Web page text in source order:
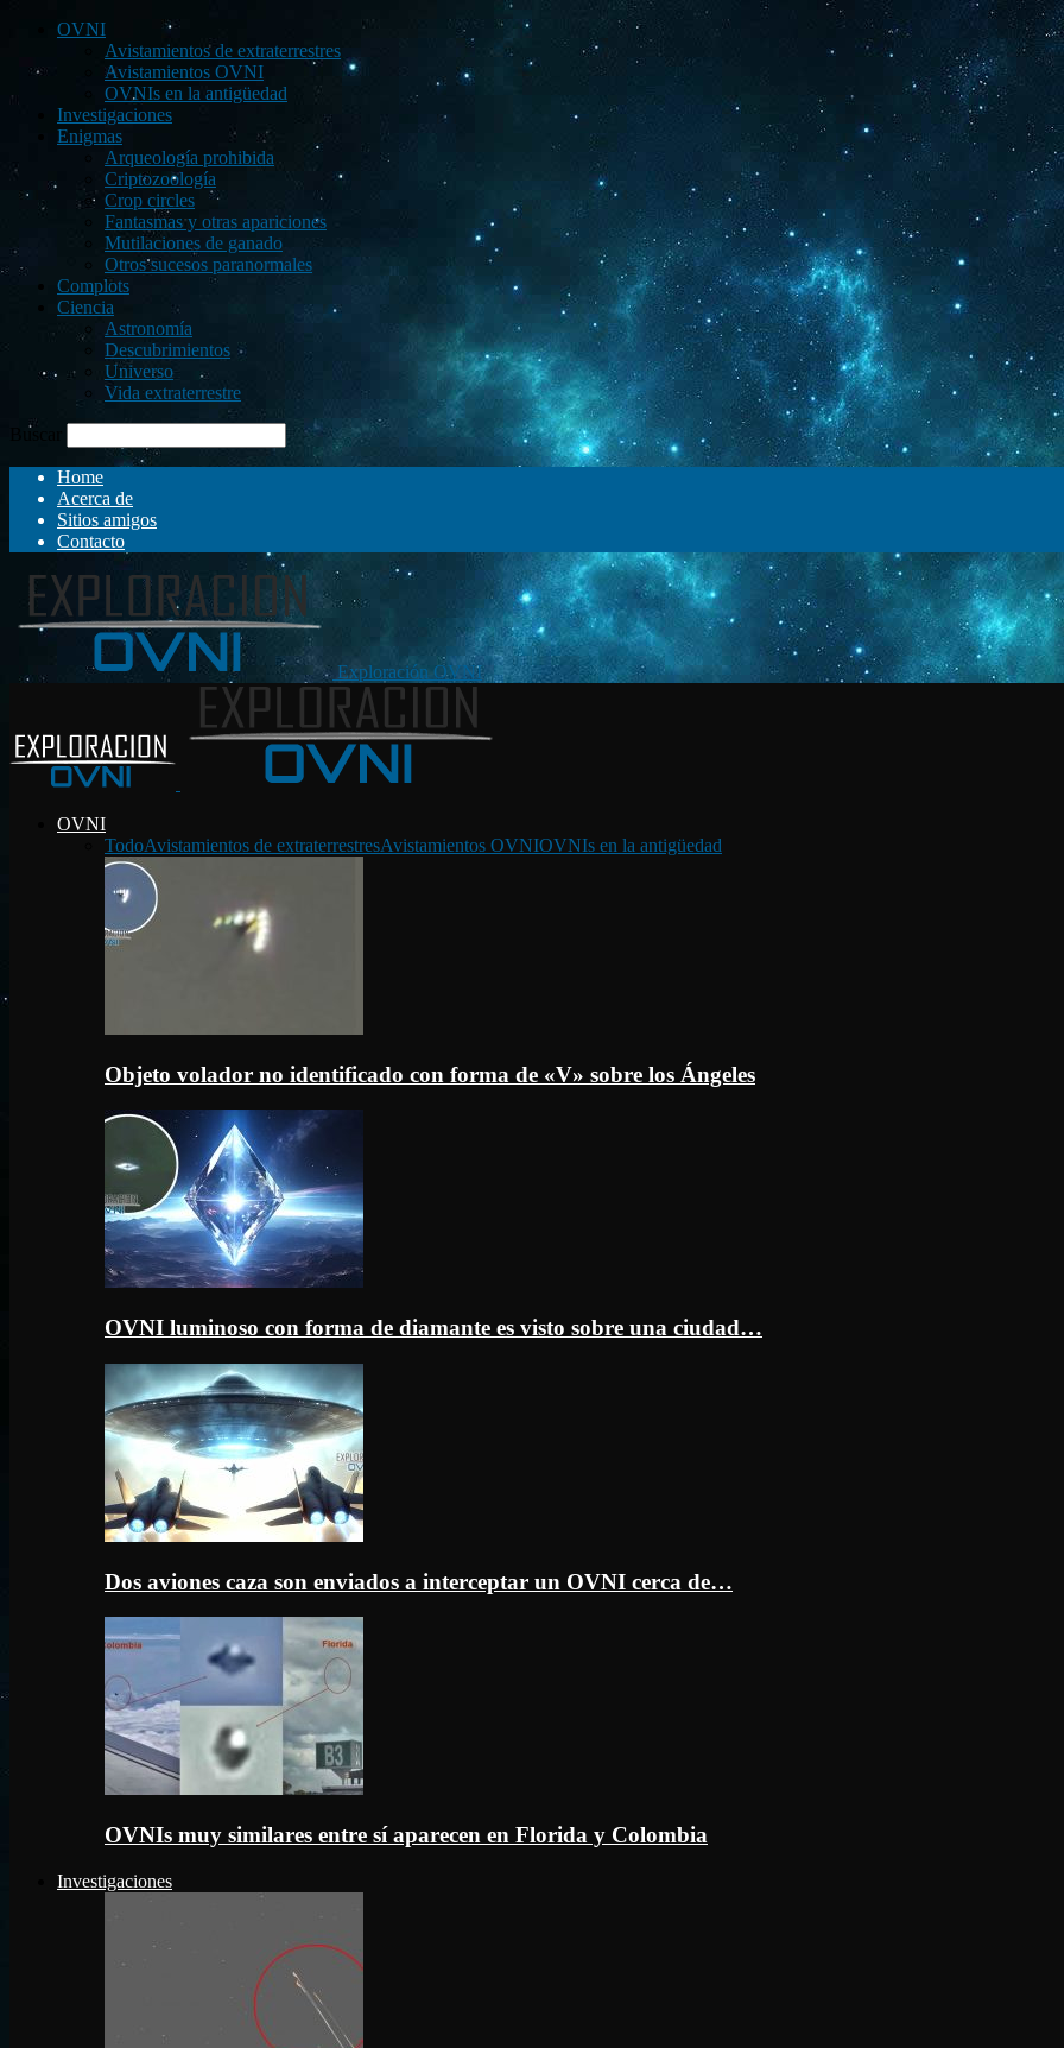
OVNI
Avistamientos de extraterrestres
Avistamientos OVNI
OVNIs en la antigüedad
Investigaciones
Enigmas
Arqueología prohibida
Criptozoología
Crop circles
Fantasmas y otras apariciones
Mutilaciones de ganado
Otros sucesos paranormales
Complots
Ciencia
Astronomía
Descubrimientos
Universo
Vida extraterrestre
Buscar
Home
Acerca de
Sitios amigos
Contacto
Exploración OVNI
OVNI
TodoAvistamientos de extraterrestresAvistamientos OVNIOVNIs en la antigüedad
Objeto volador no identificado con forma de «V» sobre los Ángeles
OVNI luminoso con forma de diamante es visto sobre una ciudad…
Dos aviones caza son enviados a interceptar un OVNI cerca de…
OVNIs muy similares entre sí aparecen en Florida y Colombia
Investigaciones